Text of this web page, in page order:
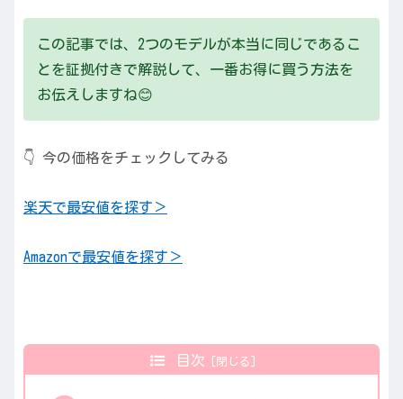
この記事では、2つのモデルが本当に同じであるこ
とを証拠付きで解説して、一番お得に買う方法を
お伝えしますね😊
👇 今の価格をチェックしてみる
楽天で最安値を探す＞
Amazonで最安値を探す＞
目次